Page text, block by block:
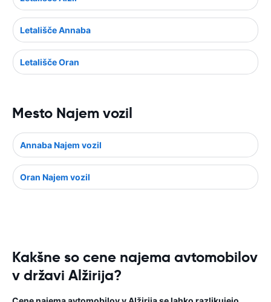
Letališče Annaba
Letališče Oran
Mesto Najem vozil
Annaba Najem vozil
Oran Najem vozil
Kakšne so cene najema avtomobilov
v državi Alžirija?